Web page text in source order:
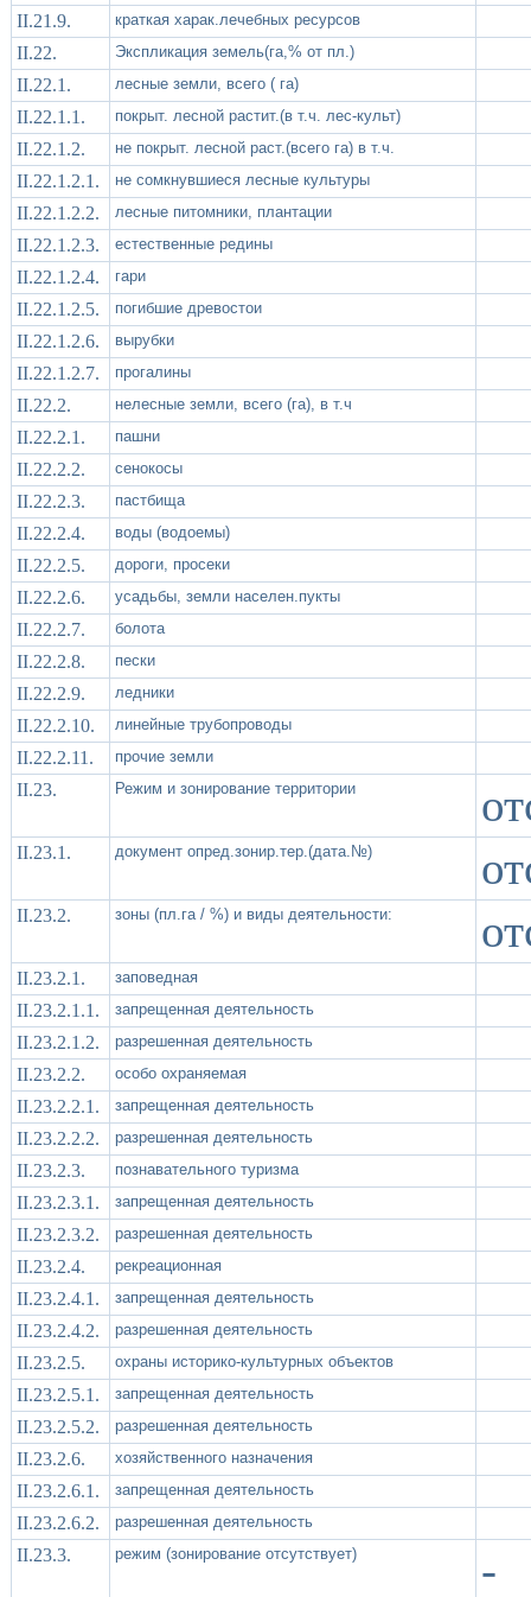
II.21.9. краткая харак.лечебных ресурсов
II.22. Экспликация земель(га,% от пл.)
II.22.1. лесные земли, всего ( га)
II.22.1.1. покрыт. лесной растит.(в т.ч. лес-культ)
II.22.1.2. не покрыт. лесной раст.(всего га) в т.ч.
II.22.1.2.1. не сомкнувшиеся лесные культуры
II.22.1.2.2. лесные питомники, плантации
II.22.1.2.3. естественные редины
II.22.1.2.4. гари
II.22.1.2.5. погибшие древостои
II.22.1.2.6. вырубки
II.22.1.2.7. прогалины
II.22.2. нелесные земли, всего (га), в т.ч
II.22.2.1. пашни
II.22.2.2. сенокосы
II.22.2.3. пастбища
II.22.2.4. воды (водоемы)
II.22.2.5. дороги, просеки
II.22.2.6. усадьбы, земли населен.пукты
II.22.2.7. болота
II.22.2.8. пески
II.22.2.9. ледники
II.22.2.10. линейные трубопроводы
II.22.2.11. прочие земли
II.23. Режим и зонирование территории
II.23.1. документ опред.зонир.тер.(дата.№)
II.23.2. зоны (пл.га / %) и виды деятельности:
II.23.2.1. заповедная
II.23.2.1.1. запрещенная деятельность
II.23.2.1.2. разрешенная деятельность
II.23.2.2. особо охраняемая
II.23.2.2.1. запрещенная деятельность
II.23.2.2.2. разрешенная деятельность
II.23.2.3. познавательного туризма
II.23.2.3.1. запрещенная деятельность
II.23.2.3.2. разрешенная деятельность
II.23.2.4. рекреационная
II.23.2.4.1. запрещенная деятельность
II.23.2.4.2. разрешенная деятельность
II.23.2.5. охраны историко-культурных объектов
II.23.2.5.1. запрещенная деятельность
II.23.2.5.2. разрешенная деятельность
II.23.2.6. хозяйственного назначения
II.23.2.6.1. запрещенная деятельность
II.23.2.6.2. разрешенная деятельность
II.23.3. режим (зонирование отсутствует) -